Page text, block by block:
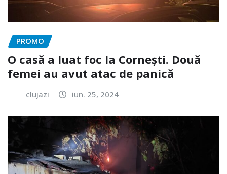
PROMO
O casă a luat foc la Cornești. Două
femei au avut atac de panică
clujazi iun. 25, 2024